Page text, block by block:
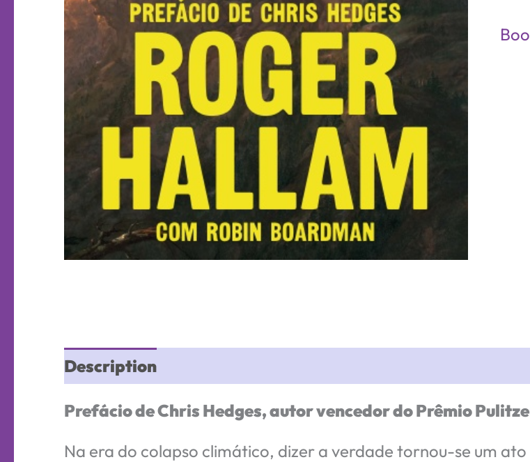
Description
Prefácio de Chris Hedges, autor vencedor do Prêmio
Na era do colapso climático, dizer a verdade tornou-se um